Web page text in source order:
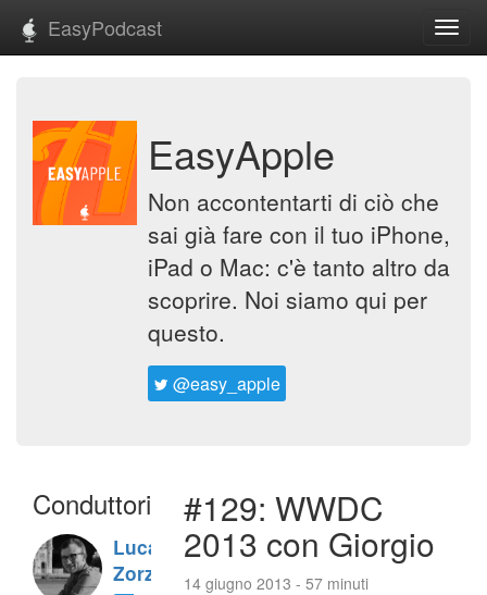
EasyPodcast
EasyApple
Non accontentarti di ciò che
sai già fare con il tuo iPhone,
iPad o Mac: c'è tanto altro da
scoprire. Noi siamo qui per
questo.
@easy_apple
Conduttori
Luca
Zorzi
#129: WWDC
2013 con Giorgio
14 giugno 2013 - 57 minuti